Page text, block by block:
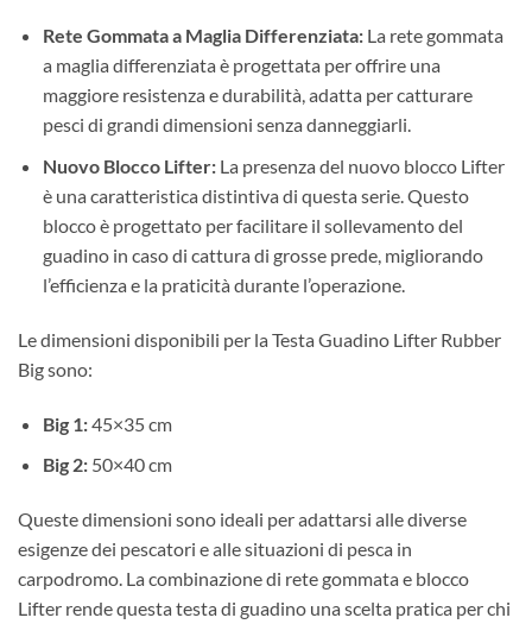
Rete Gommata a Maglia Differenziata:La rete gommata
a maglia differenziata è progettata per offrire una
maggiore resistenza e durabilità, adatta per catturare
pesci di grandi dimensioni senza danneggiarli.
Nuovo Blocco Lifter:La presenza del nuovo blocco Lifter
è una caratteristica distintiva di questa serie. Questo
blocco è progettato per facilitare il sollevamento del
guadino in caso di cattura di grosse prede, migliorando
l’efficienza e la praticità durante l’operazione.
Le dimensioni disponibili per la Testa Guadino Lifter Rubber
Big sono:
Big 1:45×35 cm
Big 2:50×40 cm
Queste dimensioni sono ideali per adattarsi alle diverse
esigenze dei pescatori e alle situazioni di pesca in
carpodromo. La combinazione di rete gommata e blocco
Lifter rende questa testa di guadino una scelta pratica per chi